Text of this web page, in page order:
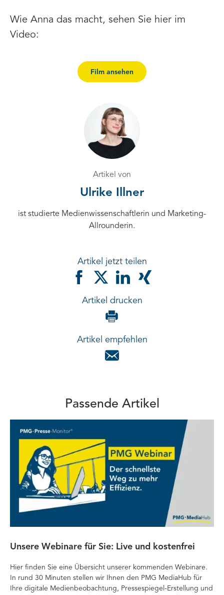
Wie Anna das macht, sehen Sie hier im
Video:
Film ansehen
Artikel von
Ulrike Illner
ist studierte Medienwissenschaftlerin und Marketing-
Allrounderin.
Artikel jetzt teilen
Artikel drucken
Artikel empfehlen
Passende Artikel
Unsere Webinare für Sie: Live und kostenfrei
Hier finden Sie eine Übersicht unserer kommenden Webinare.
In rund 30 Minuten stellen wir Ihnen den PMG MediaHub für
Ihre digitale Medienbeobachtung, Pressespiegel-Erstellung und